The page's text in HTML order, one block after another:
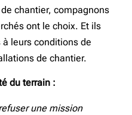
chantier, compagnons
ont le choix. Et ils
leurs conditions de
de chantier.
du terrain :
une mission